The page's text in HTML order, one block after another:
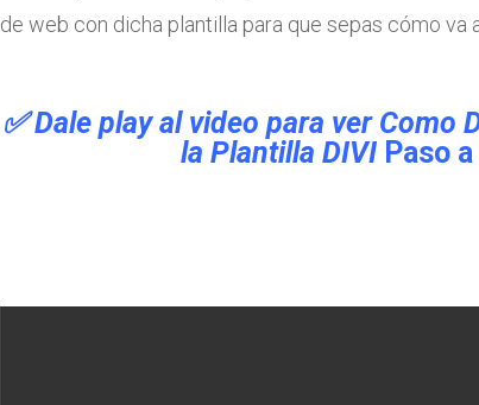
de web con dicha plantilla para que sepas cómo va
✅ Dale play al video para ver Como
la Plantilla DIVI Paso